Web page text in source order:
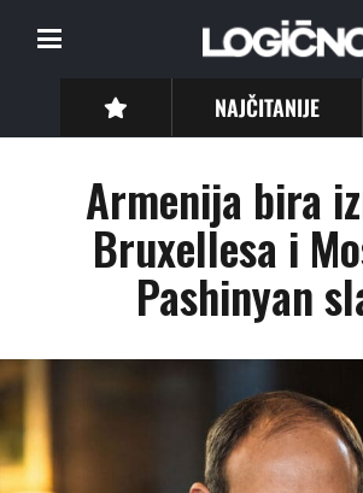
NAJČITANIJE
Armenija bira
Bruxellesa i
Pashinyan